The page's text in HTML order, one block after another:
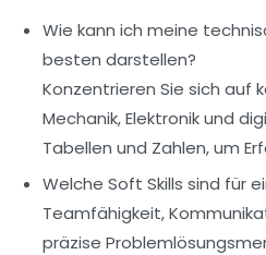
Wie kann ich meine
besten darstellen?
Konzentrieren Sie sich auf
Mechanik, Elektronik und
Tabellen und Zahlen, um
Welche Soft Skills sind für
Teamfähigkeit,
präzise